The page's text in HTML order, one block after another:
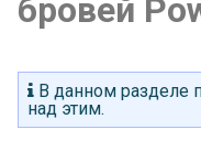
бровей
В данном разделе
над этим.